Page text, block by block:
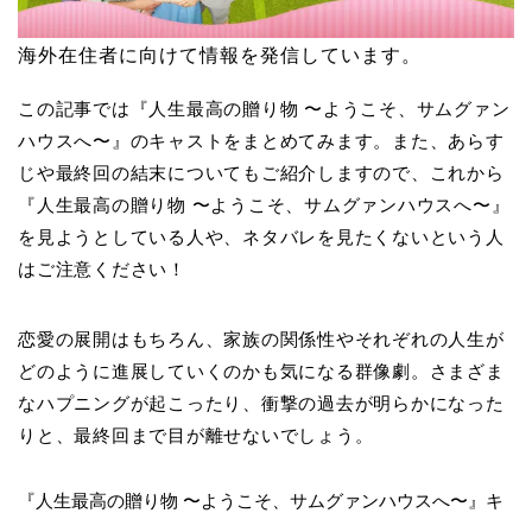
海外在住者に向けて情報を発信しています。
この記事では『人生最高の贈り物 〜ようこそ、サムグァン
ハウスへ〜』のキャストをまとめてみます。また、あらす
じや最終回の結末についてもご紹介しますので、これから
『人生最高の贈り物 〜ようこそ、サムグァンハウスへ〜』
を見ようとしている人や、ネタバレを見たくないという人
はご注意ください！
恋愛の展開はもちろん、家族の関係性やそれぞれの人生が
どのように進展していくのかも気になる群像劇。さまざま
なハプニングが起こったり、衝撃の過去が明らかになった
りと、最終回まで目が離せないでしょう。
『人生最高の贈り物 〜ようこそ、サムグァンハウスへ〜』キ